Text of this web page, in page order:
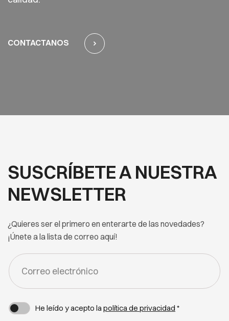
CONTACTANOS
SUSCRÍBETE A NUESTRA
NEWSLETTER
¿Quieres ser el primero en enterarte de las novedades?
¡Únete a la lista de correo aquí!
FORM
-
NEWSLETTER
He leído y acepto la política de privacidad *